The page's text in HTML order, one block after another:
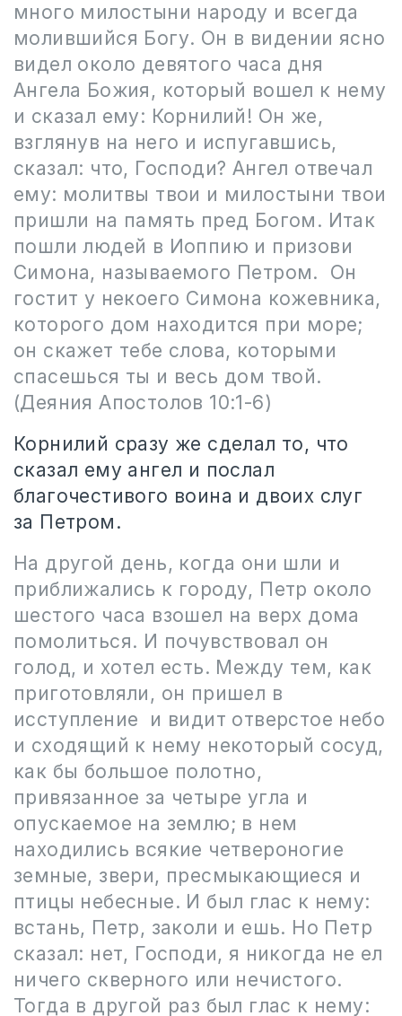
много милостыни народу и всегда
молившийся Богу. Он в видении ясно
видел около девятого часа дня
Ангела Божия, который вошел к нему
и сказал ему: Корнилий! Он же,
взглянув на него и испугавшись,
сказал: что, Господи? Ангел отвечал
ему: молитвы твои и милостыни твои
пришли на память пред Богом. Итак
пошли людей в Иоппию и призови
Симона, называемого Петром. Он
гостит у некоего Симона кожевника,
которого дом находится при море;
он скажет тебе слова, которыми
спасешься ты и весь дом твой.
(Деяния Апостолов 10:1-6)
Корнилий сразу же сделал то, что
сказал ему ангел и послал
благочестивого воина и двоих слуг
за Петром.
На другой день, когда они шли и
приближались к городу, Петр около
шестого часа взошел на верх дома
помолиться. И почувствовал он
голод, и хотел есть. Между тем, как
приготовляли, он пришел в
исступление и видит отверстое небо
и сходящий к нему некоторый сосуд,
как бы большое полотно,
привязанное за четыре угла и
опускаемое на землю; в нем
находились всякие четвероногие
земные, звери, пресмыкающиеся и
птицы небесные. И был глас к нему:
встань, Петр, заколи и ешь. Но Петр
сказал: нет, Господи, я никогда не ел
ничего скверного или нечистого.
Тогда в другой раз был глас к нему: